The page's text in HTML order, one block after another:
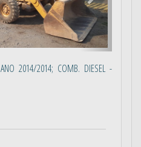
ANO 2014/2014; COMB. DIESEL -